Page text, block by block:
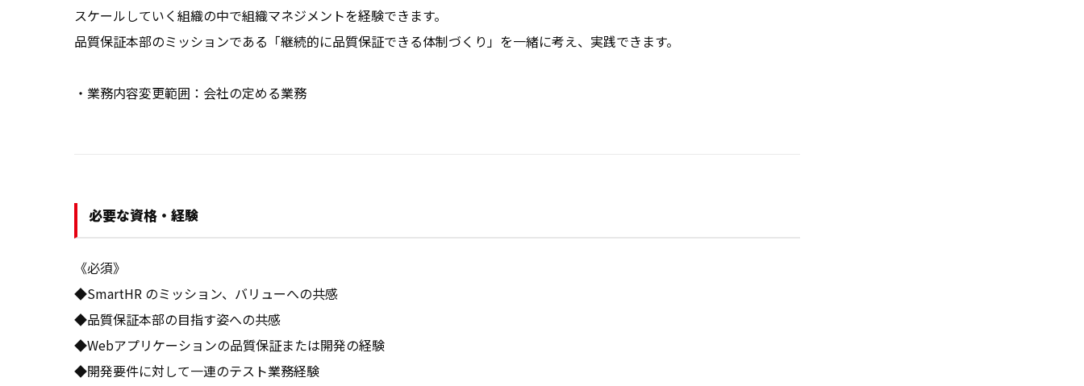
スケールしていく組織の中で組織マネジメントを経験できます。
品質保証本部のミッションである「継続的に品質保証できる体制づくり」を一緒に考え、実践できます。
・業務内容変更範囲：会社の定める業務
必要な資格・経験
《必須》
◆SmartHR のミッション、バリューへの共感
◆品質保証本部の目指す姿への共感
◆Webアプリケーションの品質保証または開発の経験
◆開発要件に対して一連のテスト業務経験